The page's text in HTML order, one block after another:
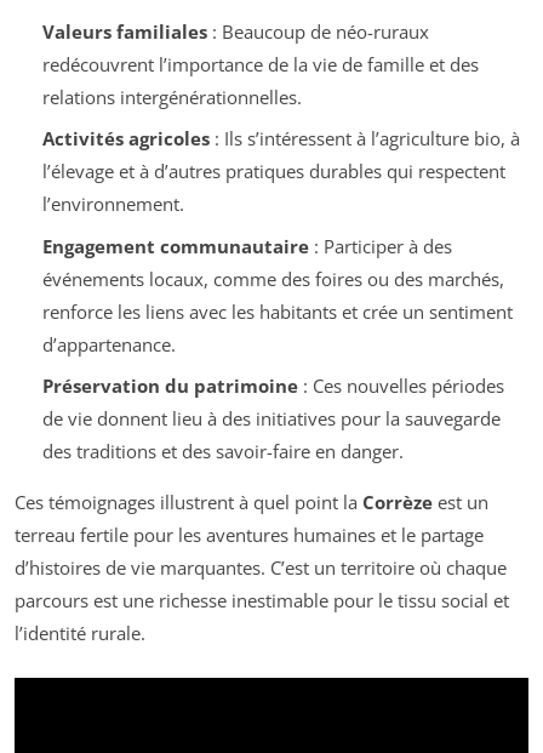
Valeurs familiales: Beaucoup de néo-ruraux
redécouvrent l’importance de la vie de famille et des
relations intergénérationnelles.
Activités agricoles: Ils s’intéressent à l’agriculture bio, à
l’élevage et à d’autres pratiques durables qui respectent
l’environnement.
Engagement communautaire: Participer à des
événements locaux, comme des foires ou des marchés,
renforce les liens avec les habitants et crée un sentiment
d’appartenance.
Préservation du patrimoine: Ces nouvelles périodes
de vie donnent lieu à des initiatives pour la sauvegarde
des traditions et des savoir-faire en danger.
Ces témoignages illustrent à quel point la Corrèze est un
terreau fertile pour les aventures humaines et le partage
d’histoires de vie marquantes. C’est un territoire où chaque
parcours est une richesse inestimable pour le tissu social et
l’identité rurale.